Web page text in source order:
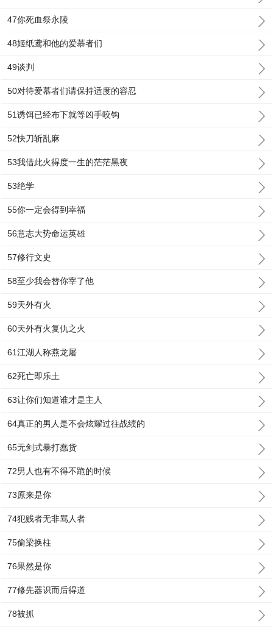
47你死血祭永陵
48姬纸鸢和他的爱慕者们
49谈判
50对待爱慕者们请保持适度的容忍
51诱饵已经布下就等凶手咬钩
52快刀斩乱麻
53我借此火得度一生的茫茫黑夜
53绝学
55你一定会得到幸福
56意志大势命运英雄
57修行文史
58至少我会替你宰了他
59天外有火
60天外有火复仇之火
61江湖人称燕龙屠
62死亡即乐土
63让你们知道谁才是主人
64真正的男人是不会炫耀过往战绩的
65无剑式暴打蠢货
72男人也有不得不跪的时候
73原来是你
74犯贱者无非骂人者
75偷梁换柱
76果然是你
77修先器识而后得道
78被抓